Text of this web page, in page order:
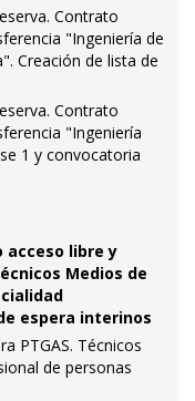
Contrato
"Ingeniería de
Creación de lista de
Contrato
"Ingeniería
1 y convocatoria
acceso libre y
Medios de
espera interinos
PTGAS. Técnicos
de personas